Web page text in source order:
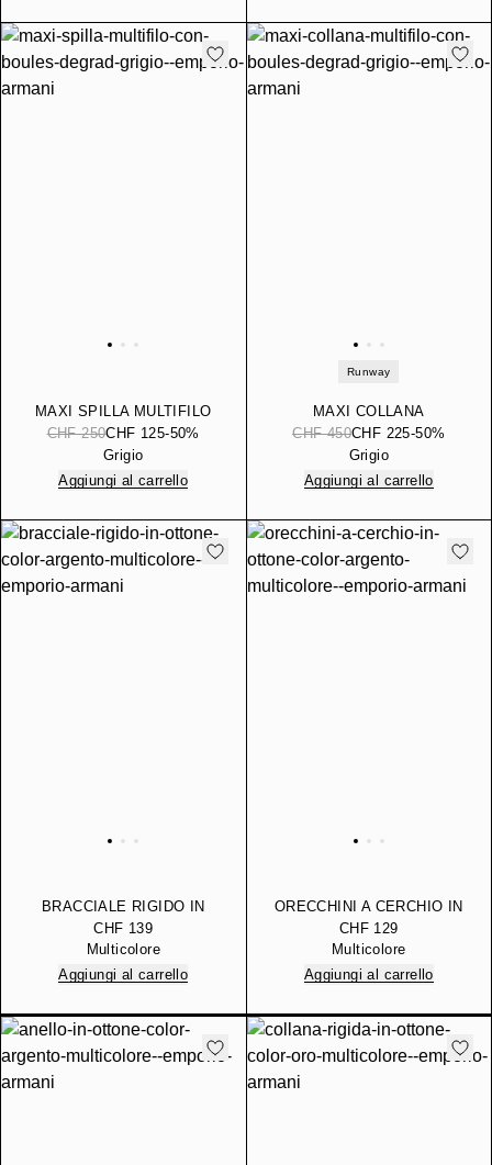
MAXI SPILLA MULTIFILO
CON BOULES DEGRADÉ
CHF 250CHF 125-50%
Grigio
Aggiungi al carrello
Runway
MAXI COLLANA
MULTIFILO CON BOULES
DEGRADÉ
CHF 450CHF 225-50%
Grigio
Aggiungi al carrello
BRACCIALE RIGIDO IN
OTTONE COLOR
ARGENTO
CHF 139
Multicolore
Aggiungi al carrello
ORECCHINI A CERCHIO IN
OTTONE COLOR
ARGENTO
CHF 129
Multicolore
Aggiungi al carrello
Componi il tuo gioiello